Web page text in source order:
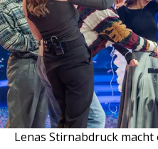
Lenas Stirnabdruck